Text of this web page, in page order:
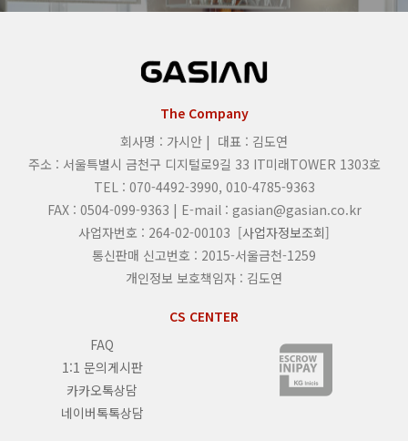
The Company
회사명 : 가시안 | 대표 : 김도연
주소 : 서울특별시 금천구 디지털로9길 33 IT미래TOWER 1303호
TEL : 070-4492-3990, 010-4785-9363
FAX : 0504-099-9363 | E-mail : gasian@gasian.co.kr
사업자번호 : 264-02-00103 [사업자정보조회]
통신판매 신고번호 : 2015-서울금천-1259
개인정보 보호책임자 : 김도연
CS CENTER
FAQ
1:1 문의게시판
카카오톡상담
네이버톡톡상담